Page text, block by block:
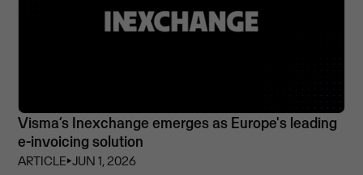
Visma’s Inexchange emerges as Europe's leading
e-invoicing solution
ARTICLE⏵JUN 1, 2026